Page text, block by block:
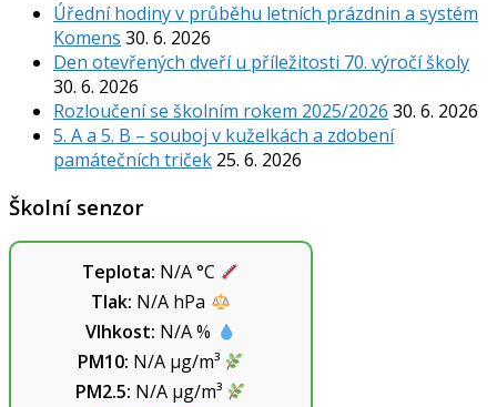
Úřední hodiny v průběhu letních prázdnin a systém
Komens 30. 6. 2026
Den otevřených dveří u příležitosti 70. výročí školy
30. 6. 2026
Rozloučení se školním rokem 2025/2026 30. 6. 2026
5. A a 5. B – souboj v kuželkách a zdobení
památečních triček 25. 6. 2026
Školní senzor
Teplota: N/A°C
Tlak: N/A hPa
Vlhkost: N/A%
PM10: N/Aµg/m³
PM2.5: N/Aµg/m³